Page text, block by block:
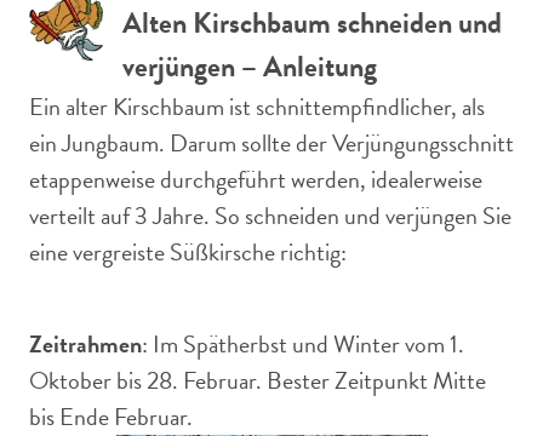
Alten Kirschbaum schneiden und
verjüngen – Anleitung
Ein alter Kirschbaum ist schnittempfindlicher, als
ein Jungbaum. Darum sollte der Verjüngungsschnitt
etappenweise durchgeführt werden, idealerweise
verteilt auf 3 Jahre. So schneiden und verjüngen Sie
eine vergreiste Süßkirsche richtig:
Zeitrahmen: Im Spätherbst und Winter vom 1.
Oktober bis 28. Februar. Bester Zeitpunkt Mitte
bis Ende Februar.